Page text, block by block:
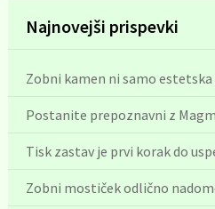
Najnovejši prispevki
Zobni kamen ni samo
Postanite prepoznavni z
Tisk zastav je prvi korak do
Zobni mostiček odlično